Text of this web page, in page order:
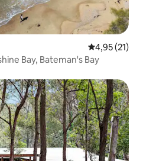
Gemiddelde
4,95 (21)
Bay, Bateman's Bay